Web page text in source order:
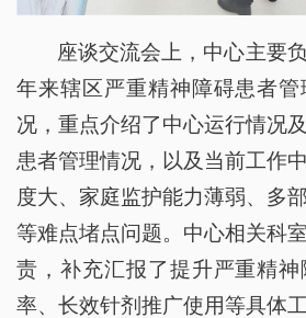
座谈交流会上，中心主要
年来辖区严重精神障碍患者
况，重点介绍了中心运行情况
患者管理情况，以及当前工作
度大、家庭监护能力薄弱、多
等难点堵点问题。中心相关科
责，补充汇报了提升严重精
率、长效针剂推广使用等具体工